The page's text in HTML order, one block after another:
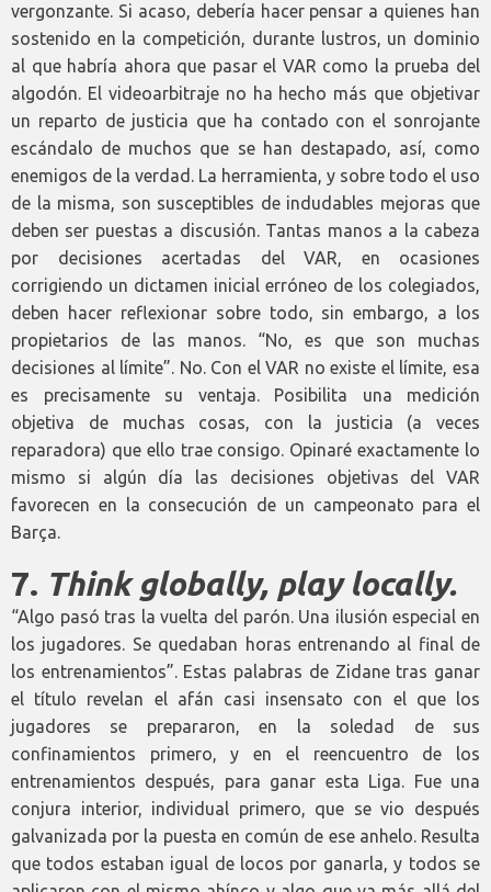
vergonzante. Si acaso, debería hacer pensar a quienes han
sostenido en la competición, durante lustros, un dominio
al que habría ahora que pasar el VAR como la prueba del
algodón. El videoarbitraje no ha hecho más que objetivar
un reparto de justicia que ha contado con el sonrojante
escándalo de muchos que se han destapado, así, como
enemigos de la verdad. La herramienta, y sobre todo el uso
de la misma, son susceptibles de indudables mejoras que
deben ser puestas a discusión. Tantas manos a la cabeza
por decisiones acertadas del VAR, en ocasiones
corrigiendo un dictamen inicial erróneo de los colegiados,
deben hacer reflexionar sobre todo, sin embargo, a los
propietarios de las manos. “No, es que son muchas
decisiones al límite”. No. Con el VAR no existe el límite, esa
es precisamente su ventaja. Posibilita una medición
objetiva de muchas cosas, con la justicia (a veces
reparadora) que ello trae consigo. Opinaré exactamente lo
mismo si algún día las decisiones objetivas del VAR
favorecen en la consecución de un campeonato para el
Barça.
7. Think globally, play locally.
“Algo pasó tras la vuelta del parón. Una ilusión especial en
los jugadores. Se quedaban horas entrenando al final de
los entrenamientos”. Estas palabras de Zidane tras ganar
el título revelan el afán casi insensato con el que los
jugadores se prepararon, en la soledad de sus
confinamientos primero, y en el reencuentro de los
entrenamientos después, para ganar esta Liga. Fue una
conjura interior, individual primero, que se vio después
galvanizada por la puesta en común de ese anhelo. Resulta
que todos estaban igual de locos por ganarla, y todos se